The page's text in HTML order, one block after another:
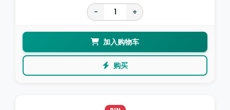
− +
加入购物车
购买